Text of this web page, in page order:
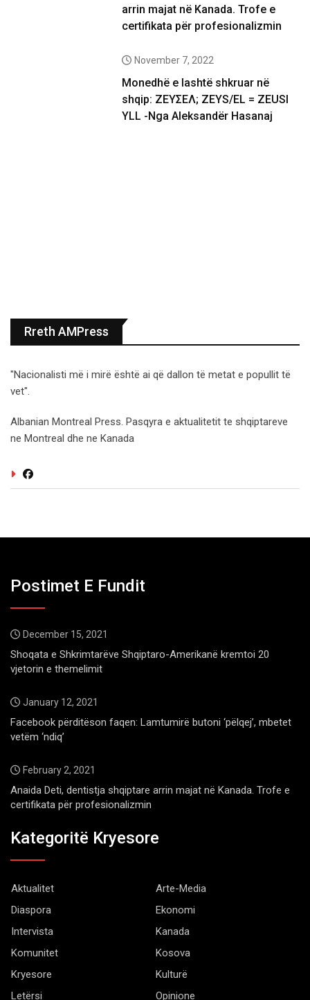
arrin majat në Kanada. Trofe e
certifikata për profesionalizmin
November 7, 2022
Monedhë e lashtë shkruar në
shqip: ΖΕΥΣΕΛ; ZEYS/EL = ZEUSI
YLL -Nga Aleksandër Hasanaj
Rreth AMPress
"Nacionalisti më i mirë është ai që dallon të metat e popullit të
vet".
Albanian Montreal Press. Pasqyra e aktualitetit te shqiptareve
ne Montreal dhe ne Kanada
Postimet E Fundit
December 15, 2021
Shoqata e Shkrimtarëve Shqiptaro-Amerikanë kremtoi 20
vjetorin e themelimit
January 12, 2021
Facebook përditëson faqen: Lamtumirë butoni ‘pëlqej’, mbetet
vetëm ‘ndiq’
February 2, 2021
Anaida Deti, dentistja shqiptare arrin majat në Kanada. Trofe e
certifikata për profesionalizmin
Kategoritë Kryesore
Aktualitet
Arte-Media
Diaspora
Ekonomi
Intervista
Kanada
Komunitet
Kosova
Kryesore
Kulturë
Letërsi
Opinione